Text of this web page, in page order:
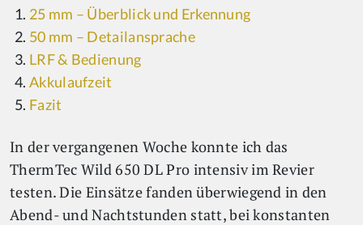
25 mm – Überblick und Erkennung
50 mm – Detailansprache
LRF & Bedienung
Akkulaufzeit
Fazit
In der vergangenen Woche konnte ich das
ThermTec Wild 650 DL Pro intensiv im Revier
testen. Die Einsätze fanden überwiegend in den
Abend- und Nachtstunden statt, bei konstanten